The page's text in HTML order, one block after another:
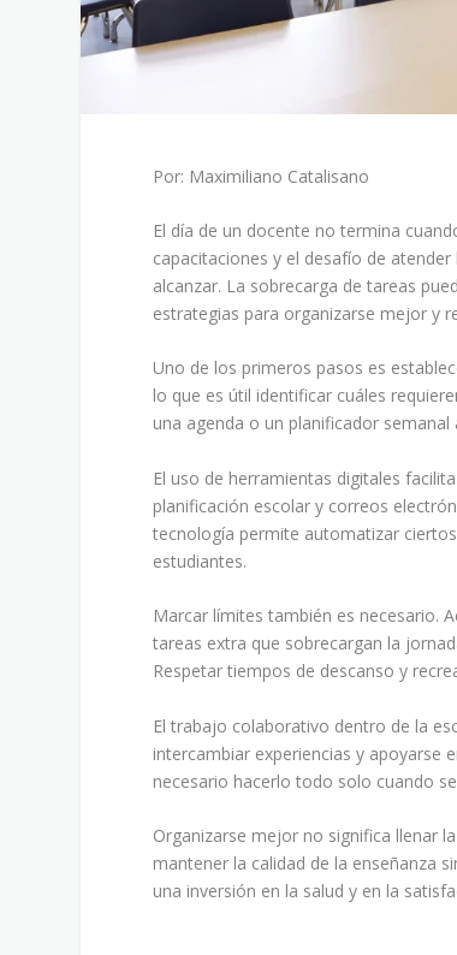
Por: Maximiliano Catalisano
El día de un docente no termina
capacitaciones y el desafío de
alcanzar. La sobrecarga de tareas
estrategias para organizarse mejor y
Uno de los primeros pasos es
lo que es útil identificar cuáles
una agenda o un planificador
El uso de herramientas digitales
planificación escolar y correos
tecnología permite automatizar
estudiantes.
Marcar límites también es necesario.
tareas extra que sobrecargan la
Respetar tiempos de descanso y
El trabajo colaborativo dentro de la
intercambiar experiencias y apoyarse
necesario hacerlo todo solo cuando
Organizarse mejor no significa llenar
mantener la calidad de la enseñanza
una inversión en la salud y en la